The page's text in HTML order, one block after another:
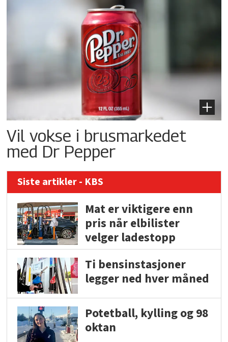
Vil vokse i brusmarkedet
med Dr Pepper
Siste artikler - KBS
Mat er viktigere enn
pris når elbilister
velger ladestopp
Ti bensinstasjoner
legger ned hver måned
Potetball, kylling og 98
oktan